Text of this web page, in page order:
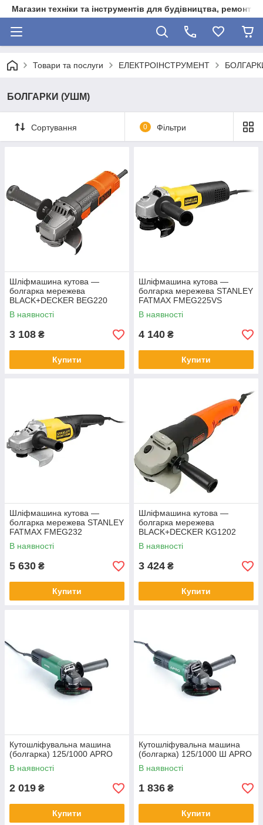
Магазин техніки та інструментів для будівництва, ремонту,
Товари та послуги ЕЛЕКТРОІНСТРУМЕНТ
БОЛГАРКИ (УШМ)
Сортування 0 Фільтри
Шліфмашина кутова —
болгарка мережева
BLACK+DECKER BEG220
В наявності
3 108 ₴
Купити
Шліфмашина кутова —
болгарка мережева STANLEY
FATMAX FMEG225VS
В наявності
4 140 ₴
Купити
Шліфмашина кутова —
болгарка мережева STANLEY
FATMAX FMEG232
В наявності
5 630 ₴
Купити
Шліфмашина кутова —
болгарка мережева
BLACK+DECKER KG1202
В наявності
3 424 ₴
Купити
Кутошліфувальна машина
(болгарка) 125/1000 APRO
В наявності
2 019 ₴
Купити
Кутошліфувальна машина
(болгарка) 125/1000 Ш APRO
В наявності
1 836 ₴
Купити